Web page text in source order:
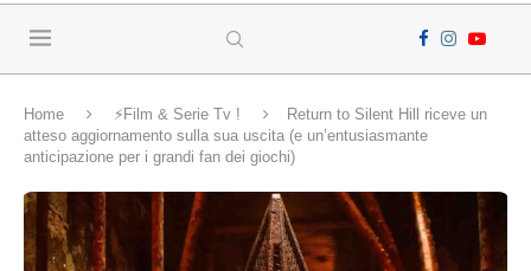
Home ⚡️Film & Serie Tv !
Return to Silent Hill riceve un
atteso aggiornamento sulla sua uscita (e un’entusiasmante
anticipazione per i grandi fan dei giochi)